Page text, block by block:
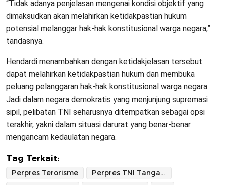
“Tidak adanya penjelasan mengenai kondisi objektif yang
dimaksudkan akan melahirkan ketidakpastian hukum
potensial melanggar hak-hak konstitusional warga negara,”
tandasnya.
Hendardi menambahkan dengan ketidakjelasan tersebut
dapat melahirkan ketidakpastian hukum dan membuka
peluang pelanggaran hak-hak konstitusional warga negara.
Jadi dalam negara demokratis yang menjunjung supremasi
sipil, pelibatan TNI seharusnya ditempatkan sebagai opsi
terakhir, yakni dalam situasi darurat yang benar-benar
mengancam kedaulatan negara.
Tag Terkait:
Perpres Terorisme
Perpres TNI Tangani Terorisme